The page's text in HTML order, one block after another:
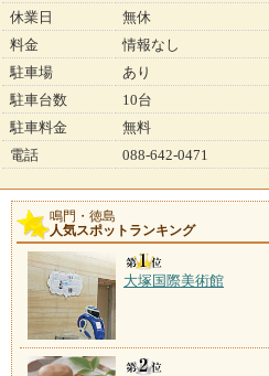
休業日
無休
料金
情報なし
駐車場
あり
駐車台数
10台
駐車料金
無料
電話
088-642-0471
鳴門・徳島
人気スポットランキング
大塚国際美術館